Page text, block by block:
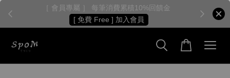
［ 會員專屬 ］ 每筆消費累積10%回饋金
[ 免費 Free ] 加入會員